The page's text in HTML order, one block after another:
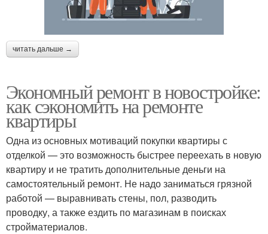
читать дальше →
Экономный ремонт в новостройке:
как сэкономить на ремонте
квартиры
Одна из основных мотиваций покупки квартиры с
отделкой — это возможность быстрее переехать в новую
квартиру и не тратить дополнительные деньги на
самостоятельный ремонт. Не надо заниматься грязной
работой — выравнивать стены, пол, разводить
проводку, а также ездить по магазинам в поисках
стройматериалов.